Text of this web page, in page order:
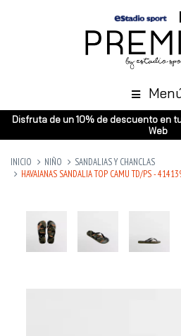
Disfruta de un 10% de descuento en
Web
INICIO NIÑO
SANDALIAS Y CHANCLAS
HAVAIANAS SANDALIA TOP CAMU TD/PS -